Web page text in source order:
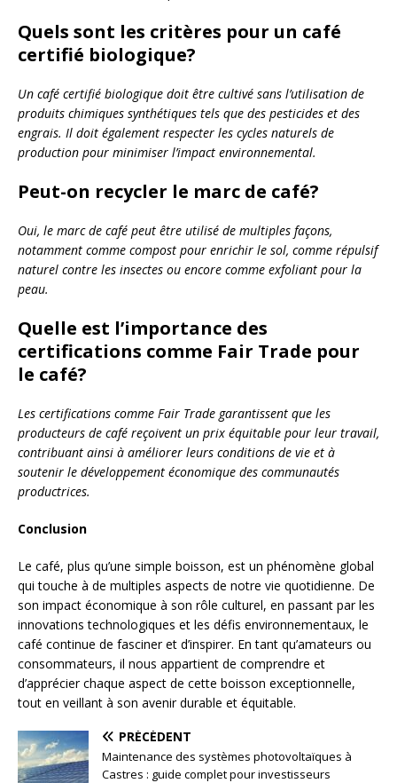
Quels sont les critères pour un café
certifié biologique?
Un café certifié biologique doit être cultivé sans l’utilisation de
produits chimiques synthétiques tels que des pesticides et des
engrais. Il doit également respecter les cycles naturels de
production pour minimiser l’impact environnemental.
Peut-on recycler le marc de café?
Oui, le marc de café peut être utilisé de multiples façons,
notamment comme compost pour enrichir le sol, comme répulsif
naturel contre les insectes ou encore comme exfoliant pour la
peau.
Quelle est l’importance des
certifications comme Fair Trade pour
le café?
Les certifications comme Fair Trade garantissent que les
producteurs de café reçoivent un prix équitable pour leur travail,
contribuant ainsi à améliorer leurs conditions de vie et à
soutenir le développement économique des communautés
productrices.
Conclusion
Le café, plus qu’une simple boisson, est un phénomène global
qui touche à de multiples aspects de notre vie quotidienne. De
son impact économique à son rôle culturel, en passant par les
innovations technologiques et les défis environnementaux, le
café continue de fasciner et d’inspirer. En tant qu’amateurs ou
consommateurs, il nous appartient de comprendre et
d’apprécier chaque aspect de cette boisson exceptionnelle,
tout en veillant à son avenir durable et équitable.
PRÉCÉDENT
Maintenance des systèmes photovoltaïques à
Castres : guide complet pour investisseurs